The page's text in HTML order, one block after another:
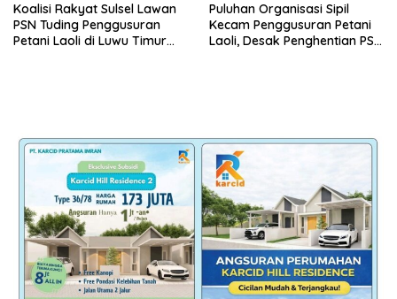
Koalisi Rakyat Sulsel Lawan
PSN Tuding Penggusuran
Petani Laoli di Luwu Timur
Puluhan Organisasi Sipil
Kecam Penggusuran Petani
Laoli, Desak Penghentian PSN